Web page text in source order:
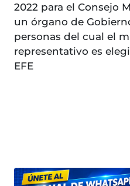
2022 para el Consejo
un órgano de
personas del cual el
representativo es
EFE